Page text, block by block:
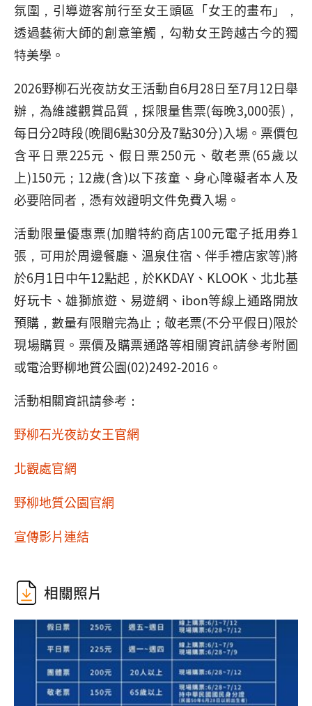
氛圍，引導遊客前行至女王頭區「女王的畫布」，
透過藝術大師的創意筆觸，勾勒女王跨越古今的獨
特美學。
2026野柳石光夜訪女王活動自6月28日至7月12日舉
辦，為維護觀賞品質，採限量售票(每晚3,000張)，
每日分2時段(晚間6點30分及7點30分)入場。票價包
含平日票225元、假日票250元、敬老票(65歲以
上)150元；12歲(含)以下孩童、身心障礙者本人及
必要陪同者，憑有效證明文件免費入場。
活動限量優惠票(加贈特約商店100元電子抵用券1
張，可用於周邊餐廳、溫泉住宿、伴手禮店家等)將
於6月1日中午12點起，於KKDAY、KLOOK、北北基
好玩卡、雄獅旅遊、易遊網、ibon等線上通路開放
預購，數量有限贈完為止；敬老票(不分平假日)限於
現場購買。票價及購票通路等相關資訊請參考附圖
或電洽野柳地質公園(02)2492-2016。
活動相關資訊請參考：
野柳石光夜訪女王官網
北觀處官網
野柳地質公園官網
宣傳影片連結
相關照片